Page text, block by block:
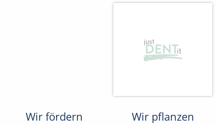
Wir fördern
Wir pflanzen